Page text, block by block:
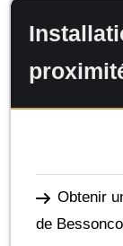
Obtenir
de